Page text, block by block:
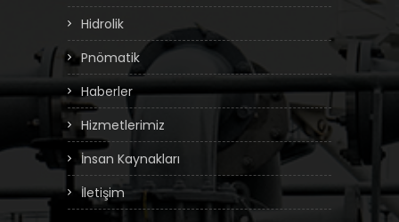
Hidrolik
Pnömatik
Haberler
Hizmetlerimiz
İnsan Kaynakları
İletişim